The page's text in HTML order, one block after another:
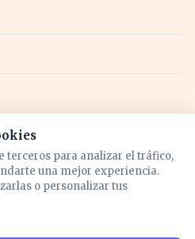
terceros para analizar el tráfico,
una mejor experiencia.
o personalizar tus